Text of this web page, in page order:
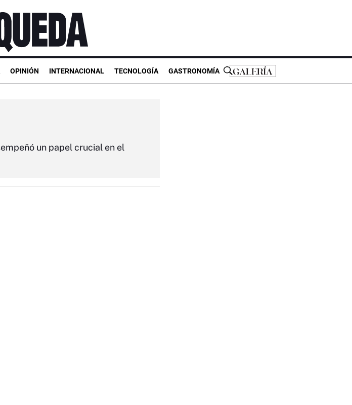
OPINIÓN INTERNACIONAL TECNOLOGÍA GASTRONOMÍA
un papel crucial en el